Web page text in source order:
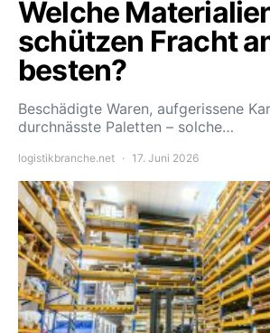
Welche
schützen Fracht
besten?
Beschädigte Waren, aufgerissene
durchnässte Paletten – solche…
logistikbranche.net 17. Juni 2026